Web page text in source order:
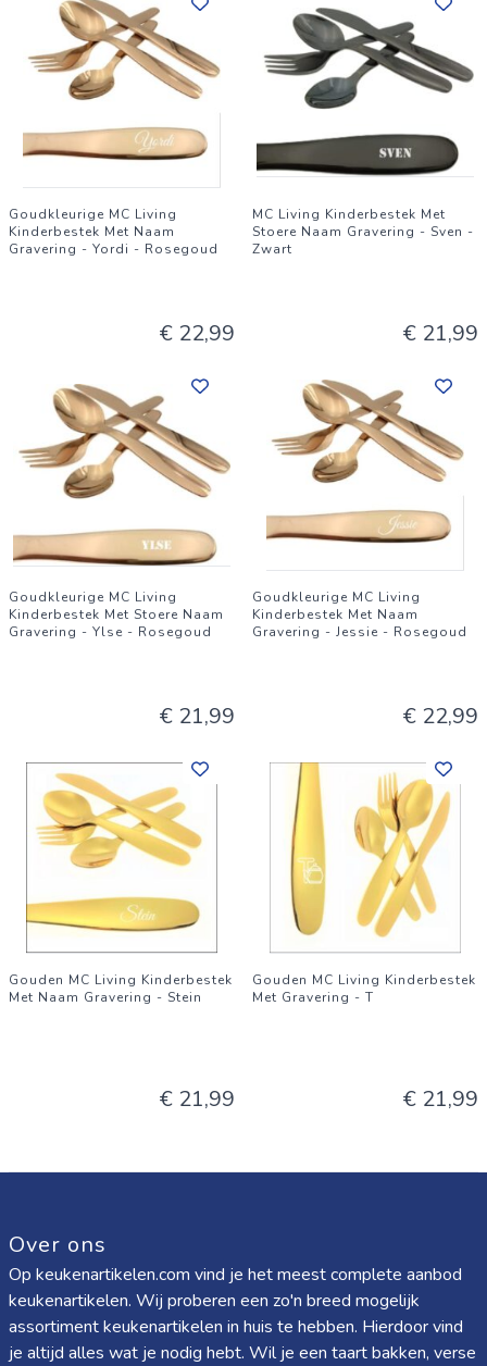
Goudkleurige MC Living
Kinderbestek Met Naam
Gravering - Yordi - Rosegoud
€ 22,99
MC Living Kinderbestek Met
Stoere Naam Gravering - Sven -
Zwart
€ 21,99
Goudkleurige MC Living
Kinderbestek Met Stoere Naam
Gravering - Ylse - Rosegoud
€ 21,99
Goudkleurige MC Living
Kinderbestek Met Naam
Gravering - Jessie - Rosegoud
€ 22,99
Gouden MC Living Kinderbestek
Met Naam Gravering - Stein
€ 21,99
Gouden MC Living Kinderbestek
Met Gravering - T
€ 21,99
Over ons
Op keukenartikelen.com vind je het meest complete aanbod
keukenartikelen. Wij proberen een zo'n breed mogelijk
assortiment keukenartikelen in huis te hebben. Hierdoor vind
je altijd alles wat je nodig hebt. Wil je een taart bakken, verse